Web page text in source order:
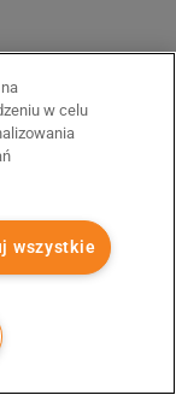
w celu
wszystkie